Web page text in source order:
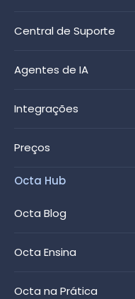
Central de Suporte
Agentes de IA
Integrações
Preços
Octa Hub
Octa Blog
Octa Ensina
Octa na Prática